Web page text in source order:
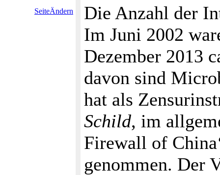
SeiteÄndern
Die Anzahl der
Im Juni 2002
Dezember 2013
davon sind
hat als
Schild, im
Firewall of
genommen. Der